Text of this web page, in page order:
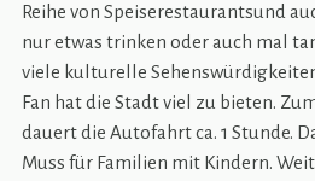
Reihe von Speiserestaurantsund
nur etwas trinken oder auch mal
viele kulturelle
Fan hat die Stadt viel zu bieten.
dauert die Autofahrt ca. 1 Stunde.
Muss für Familien mit Kindern.